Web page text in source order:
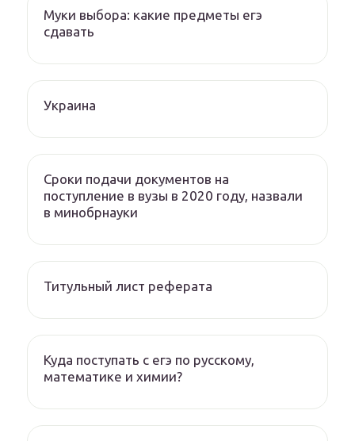
Муки выбора: какие предметы егэ
сдавать
Украина
Сроки подачи документов на
поступление в вузы в 2020 году, назвали
в минобрнауки
Титульный лист реферата
Куда поступать с егэ по русскому,
математике и химии?